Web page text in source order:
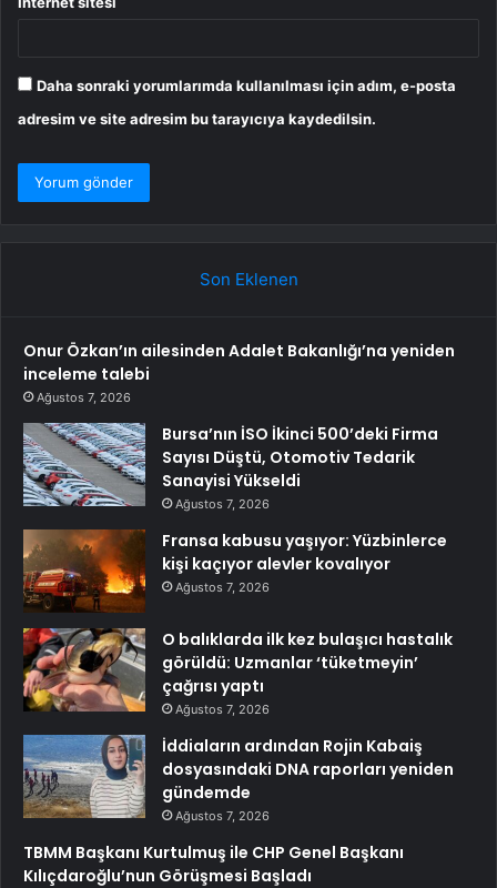
Daha sonraki yorumlarımda kullanılması için adım, e-posta
adresim ve site adresim bu tarayıcıya kaydedilsin.
Son Eklenen
Onur Özkan’ın ailesinden Adalet Bakanlığı’na yeniden
inceleme talebi
Ağustos 7, 2026
Bursa’nın İSO İkinci 500’deki Firma
Sayısı Düştü, Otomotiv Tedarik
Sanayisi Yükseldi
Ağustos 7, 2026
Fransa kabusu yaşıyor: Yüzbinlerce
kişi kaçıyor alevler kovalıyor
Ağustos 7, 2026
O balıklarda ilk kez bulaşıcı hastalık
görüldü: Uzmanlar ‘tüketmeyin’
çağrısı yaptı
Ağustos 7, 2026
İddiaların ardından Rojin Kabaiş
dosyasındaki DNA raporları yeniden
gündemde
Ağustos 7, 2026
TBMM Başkanı Kurtulmuş ile CHP Genel Başkanı
Kılıçdaroğlu’nun Görüşmesi Başladı